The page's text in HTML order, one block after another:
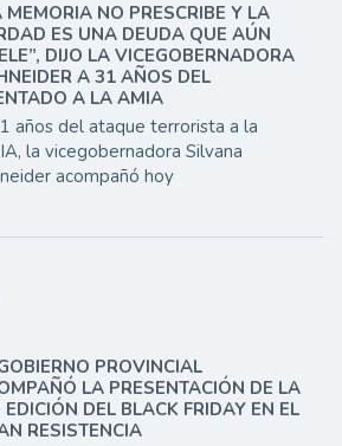
MEMORIA NO PRESCRIBE Y LA
ES UNA DEUDA QUE AÚN
DIJO LA VICEGOBERNADORA
A 31 AÑOS DEL
A LA AMIA
años del ataque terrorista a la
la vicegobernadora Silvana
acompañó hoy
PROVINCIAL
LA PRESENTACIÓN DE LA
EDICIÓN DEL BLACK FRIDAY EN EL
RESISTENCIA